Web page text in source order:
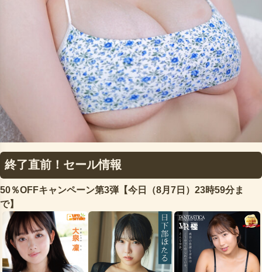
終了直前！セール情報
50％OFFキャンペーン第3弾【今日（8月7日）23時59分ま
で】